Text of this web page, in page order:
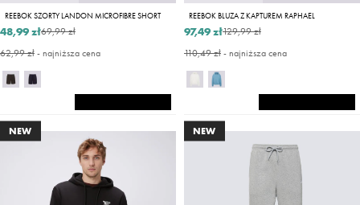
REEBOK SZORTY LANDON MICROFIBRE SHORT
69,99 zł
48,99 zł
62,99 zł- najniższa cena
REEBOK BLUZA Z KAPTUREM RAPHAEL
129,99 zł
97,49 zł
110,49 zł- najniższa cena
NEW NEW